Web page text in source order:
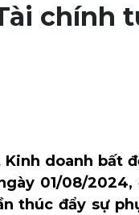
chính
doanh bất
01/08/2024,
thúc đẩy sự